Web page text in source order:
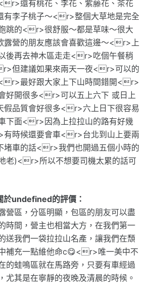
還有桃花、李花、紫藤花、茶花
李子桃子～<r>整個大草地是完全
跳的<r>很舒服～都是草味～很大
營的朋友應該會喜歡這邊～<r>上
後再去神木區走走<r>吃個午餐稍
但建議如果來兩天一夜<r>可以的
最好跟大家上下山時間錯開<r>
好開很多<r>可以五上六下 或日上
品質會好很多<r>六上日下很容易
下面<r>因為上拉拉山的路有好幾
時候還要會車<r>台北到山上要兩
車的話<r>我們也開過五個小時的
地老)<r>所以不想要司機太累的話可
undefined的評價：
營區，分區明顯，包區的朋友可以盡
時間，營主也相當大方，在我們第一
送我們一袋拉拉山名產，讓我們在頹
補充一點維他命c😋<r>唯一美中不
的蛙鳴區就在馬路旁，只要有車經過
尤其是在寧靜的夜晚及清晨的時候。